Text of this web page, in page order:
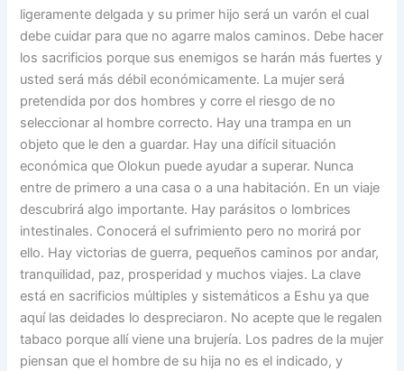
ligeramente delgada y su primer hijo será un varón el cual
debe cuidar para que no agarre malos caminos. Debe hacer
los sacrificios porque sus enemigos se harán más fuertes y
usted será más débil económicamente. La mujer será
pretendida por dos hombres y corre el riesgo de no
seleccionar al hombre correcto. Hay una trampa en un
objeto que le den a guardar. Hay una difícil situación
económica que Olokun puede ayudar a superar. Nunca
entre de primero a una casa o a una habitación. En un viaje
descubrirá algo importante. Hay parásitos o lombrices
intestinales. Conocerá el sufrimiento pero no morirá por
ello. Hay victorias de guerra, pequeños caminos por andar,
tranquilidad, paz, prosperidad y muchos viajes. La clave
está en sacrificios múltiples y sistemáticos a Eshu ya que
aquí las deidades lo despreciaron. No acepte que le regalen
tabaco porque allí viene una brujería. Los padres de la mujer
piensan que el hombre de su hija no es el indicado, y